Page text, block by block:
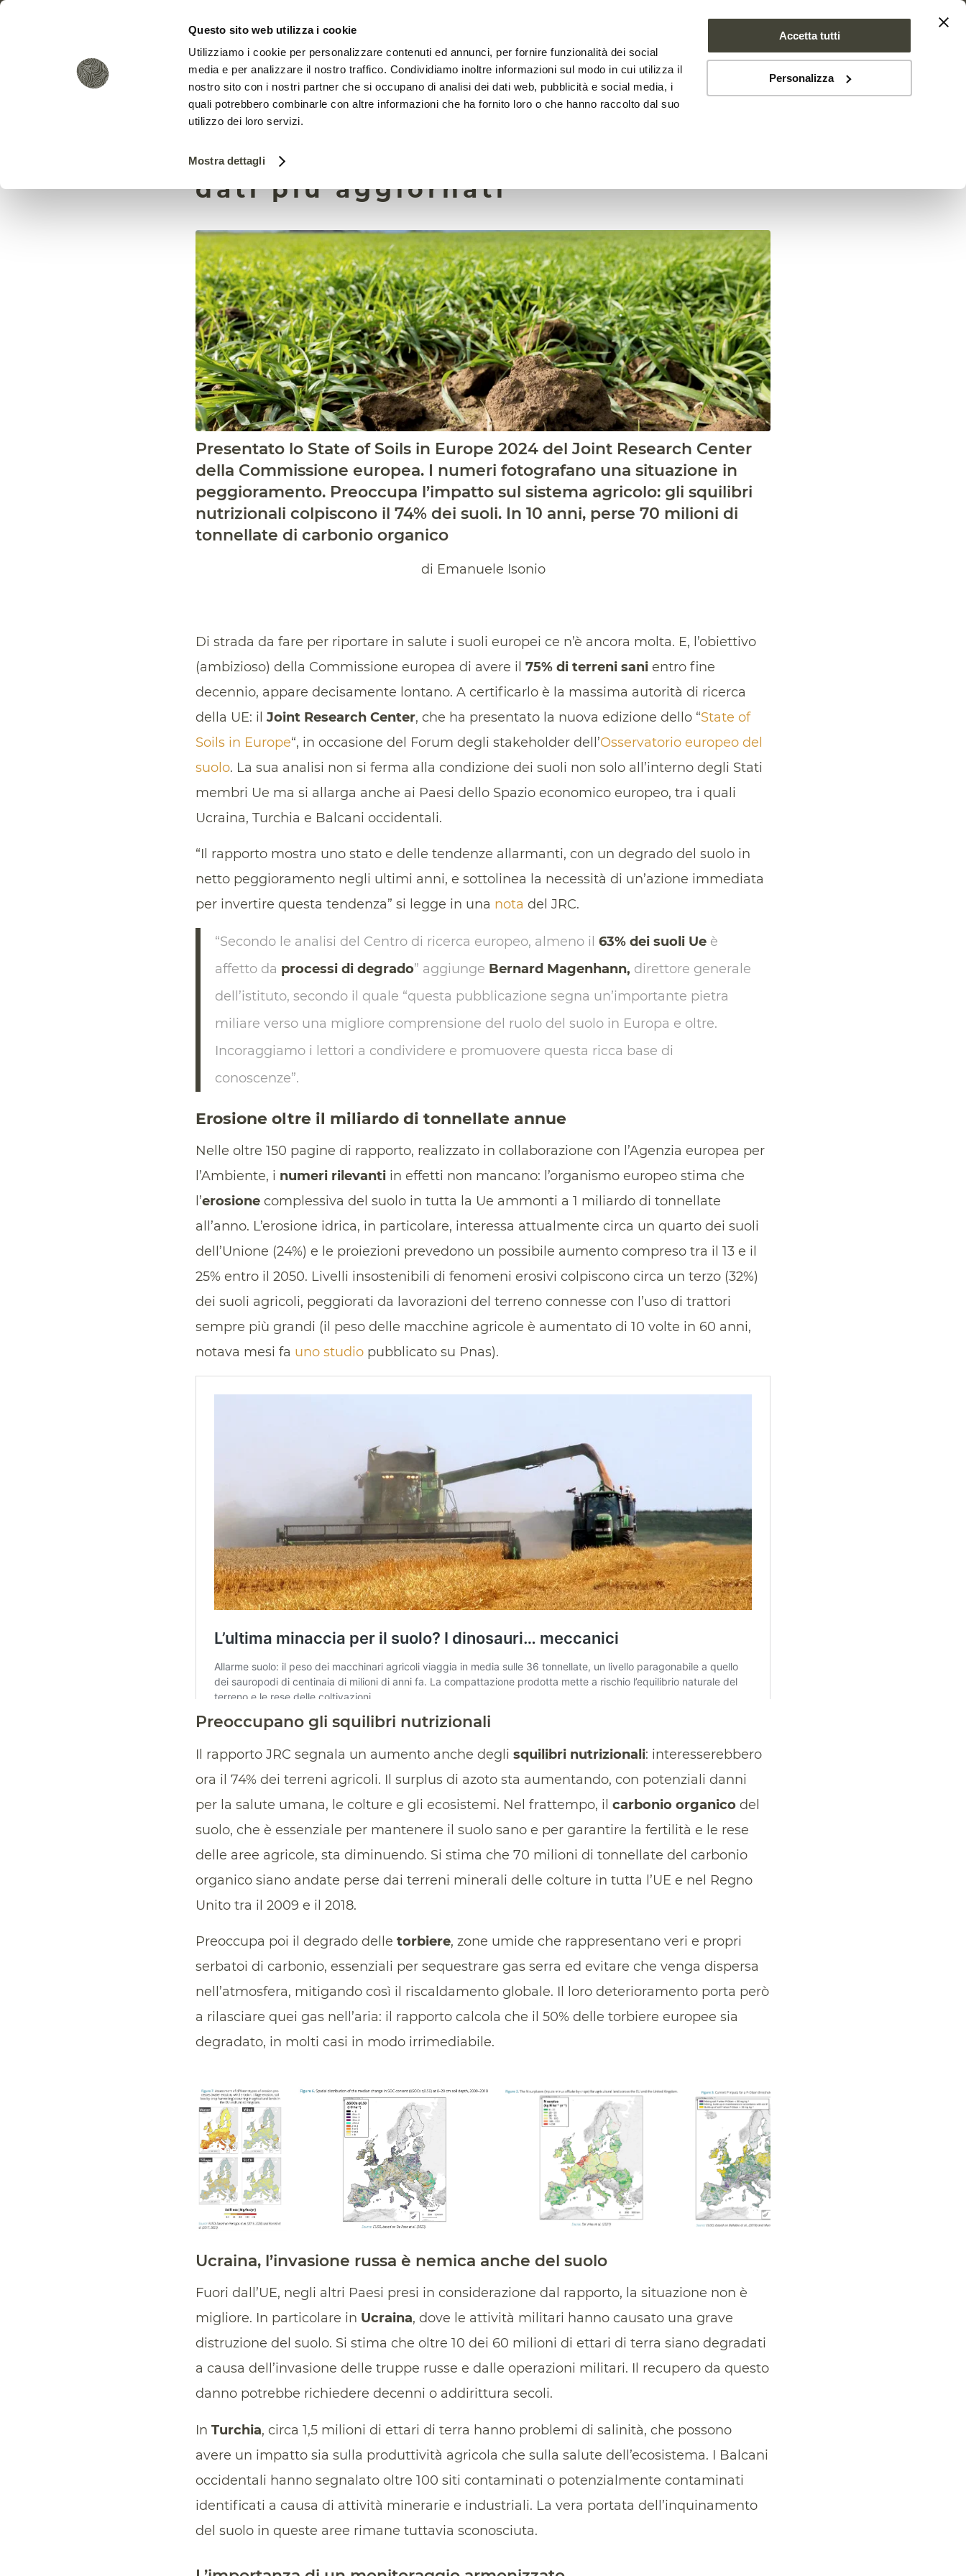
Questo sito web utilizza i cookie
Utilizziamo i cookie per personalizzare contenuti ed annunci, per fornire funzionalità dei social
media e per analizzare il nostro traffico. Condividiamo inoltre informazioni sul modo in cui utilizza il
nostro sito con i nostri partner che si occupano di analisi dei dati web, pubblicità e social media, i
quali potrebbero combinarle con altre informazioni che ha fornito loro o che hanno raccolto dal suo
utilizzo dei loro servizi.
Mostra dettagli
Accetta tutti
Personalizza
LA FONDAZIONE ATTIVITÀ RISORSE LIGHTHOUSE FARMS NEWS CONTATTI
Degrado nei suoli Ue, dal JRC i
dati più aggiornati
Presentato lo State of Soils in Europe 2024 del Joint Research Center
della Commissione europea. I numeri fotografano una situazione in
peggioramento. Preoccupa l’impatto sul sistema agricolo: gli squilibri
nutrizionali colpiscono il 74% dei suoli. In 10 anni, perse 70 milioni di
tonnellate di carbonio organico
di Emanuele Isonio
Di strada da fare per riportare in salute i suoli europei ce n’è ancora molta. E, l’obiettivo
(ambizioso) della Commissione europea di avere il 75% di terreni sani entro fine
decennio, appare decisamente lontano. A certificarlo è la massima autorità di ricerca
della UE: il Joint Research Center, che ha presentato la nuova edizione dello “State of
Soils in Europe“, in occasione del Forum degli stakeholder dell’Osservatorio europeo del
suolo. La sua analisi non si ferma alla condizione dei suoli non solo all’interno degli Stati
membri Ue ma si allarga anche ai Paesi dello Spazio economico europeo, tra i quali
Ucraina, Turchia e Balcani occidentali.
“Il rapporto mostra uno stato e delle tendenze allarmanti, con un degrado del suolo in
netto peggioramento negli ultimi anni, e sottolinea la necessità di un’azione immediata
per invertire questa tendenza” si legge in una nota del JRC.
“Secondo le analisi del Centro di ricerca europeo, almeno il 63% dei suoli Ue è
affetto da processi di degrado” aggiunge Bernard Magenhann, direttore generale
dell’istituto, secondo il quale “questa pubblicazione segna un’importante pietra
miliare verso una migliore comprensione del ruolo del suolo in Europa e oltre.
Incoraggiamo i lettori a condividere e promuovere questa ricca base di
conoscenze”.
Erosione oltre il miliardo di tonnellate annue
Nelle oltre 150 pagine di rapporto, realizzato in collaborazione con l’Agenzia europea per
l’Ambiente, i numeri rilevanti in effetti non mancano: l’organismo europeo stima che
l’erosione complessiva del suolo in tutta la Ue ammonti a 1 miliardo di tonnellate
all’anno. L’erosione idrica, in particolare, interessa attualmente circa un quarto dei suoli
dell’Unione (24%) e le proiezioni prevedono un possibile aumento compreso tra il 13 e il
25% entro il 2050. Livelli insostenibili di fenomeni erosivi colpiscono circa un terzo (32%)
dei suoli agricoli, peggiorati da lavorazioni del terreno connesse con l’uso di trattori
sempre più grandi (il peso delle macchine agricole è aumentato di 10 volte in 60 anni,
notava mesi fa uno studio pubblicato su Pnas).
Preoccupano gli squilibri nutrizionali
Il rapporto JRC segnala un aumento anche degli squilibri nutrizionali: interesserebbero
ora il 74% dei terreni agricoli. Il surplus di azoto sta aumentando, con potenziali danni
per la salute umana, le colture e gli ecosistemi. Nel frattempo, il carbonio organico del
suolo, che è essenziale per mantenere il suolo sano e per garantire la fertilità e le rese
delle aree agricole, sta diminuendo. Si stima che 70 milioni di tonnellate del carbonio
organico siano andate perse dai terreni minerali delle colture in tutta l’UE e nel Regno
Unito tra il 2009 e il 2018.
Preoccupa poi il degrado delle torbiere, zone umide che rappresentano veri e propri
serbatoi di carbonio, essenziali per sequestrare gas serra ed evitare che venga dispersa
nell’atmosfera, mitigando così il riscaldamento globale. Il loro deterioramento porta però
a rilasciare quei gas nell’aria: il rapporto calcola che il 50% delle torbiere europee sia
degradato, in molti casi in modo irrimediabile.
Ucraina, l’invasione russa è nemica anche del suolo
Fuori dall’UE, negli altri Paesi presi in considerazione dal rapporto, la situazione non è
migliore. In particolare in Ucraina, dove le attività militari hanno causato una grave
distruzione del suolo. Si stima che oltre 10 dei 60 milioni di ettari di terra siano degradati
a causa dell’invasione delle truppe russe e dalle operazioni militari. Il recupero da questo
danno potrebbe richiedere decenni o addirittura secoli.
In Turchia, circa 1,5 milioni di ettari di terra hanno problemi di salinità, che possono
avere un impatto sia sulla produttività agricola che sulla salute dell’ecosistema. I Balcani
occidentali hanno segnalato oltre 100 siti contaminati o potenzialmente contaminati
identificati a causa di attività minerarie e industriali. La vera portata dell’inquinamento
del suolo in queste aree rimane tuttavia sconosciuta.